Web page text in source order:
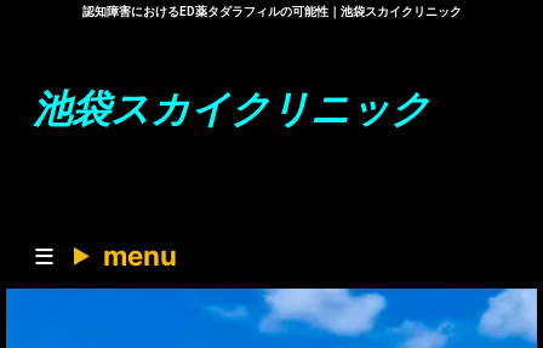
認知障害におけるED薬タダラフィルの可能性｜池袋スカイクリニック
池袋スカイクリニック
menu